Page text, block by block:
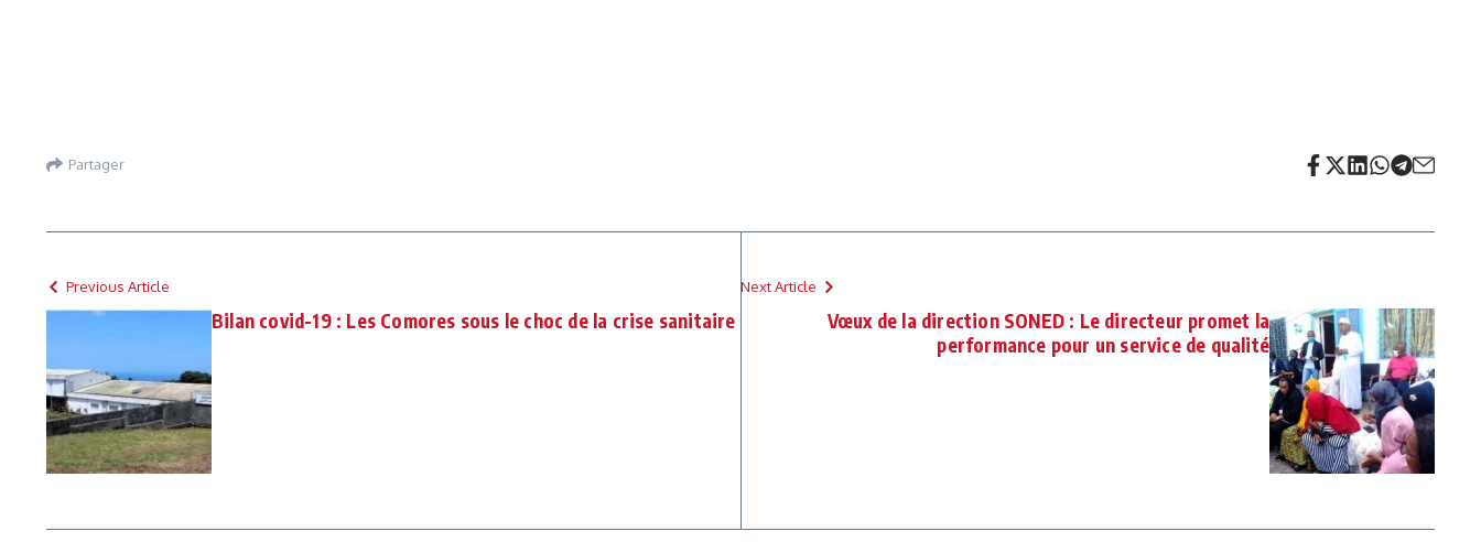
Partager
Previous Article
Bilan covid-19 : Les Comores sous le choc de la crise sanitaire
Next Article
Vœux de la direction SONED : Le directeur promet la
performance pour un service de qualité